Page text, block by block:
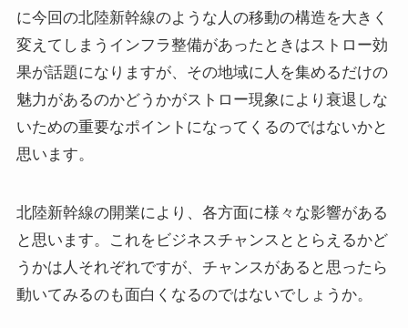
に今回の北陸新幹線のような人の移動の構造を大きく
変えてしまうインフラ整備があったときはストロー効
果が話題になりますが、その地域に人を集めるだけの
魅力があるのかどうかがストロー現象により衰退しな
いための重要なポイントになってくるのではないかと
思います。
北陸新幹線の開業により、各方面に様々な影響がある
と思います。これをビジネスチャンスととらえるかど
うかは人それぞれですが、チャンスがあると思ったら
動いてみるのも面白くなるのではないでしょうか。